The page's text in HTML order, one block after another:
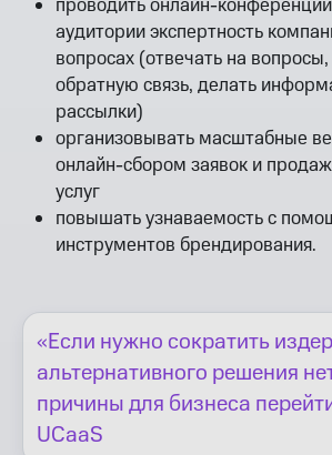
проводить онлайн-
аудитории экспертность
вопросах (отвечать на
обратную связь, делать
рассылки)
организовывать масштабные
онлайн-сбором заявок и
услуг
повышать узнаваемость с
инструментов брендирования.
«Если нужно сократить
альтернативного решения
причины для бизнеса
UCaaS